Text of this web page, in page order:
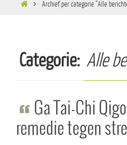
Archief per categorie "Alle
Categorie: Alle
Ga Tai-Chi
remedie tegen